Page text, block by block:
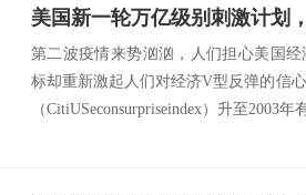
美国新一轮万亿级别刺激计划
第二波疫情来势汹汹，人们担心美国
标却重新激起人们对经济V型反弹的信
（CitiUSeconsurpriseindex）升至2003年